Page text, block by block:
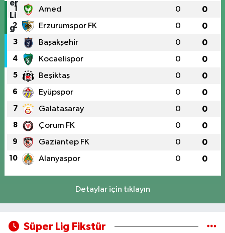
1 Amed 0 0
2 Erzurumspor FK 0 0
3 Başakşehir 0 0
4 Kocaelispor 0 0
5 Beşiktaş 0 0
6 Eyüpspor 0 0
7 Galatasaray 0 0
8 Çorum FK 0 0
9 Gaziantep FK 0 0
10 Alanyaspor 0 0
Detaylar için tıklayın
Süper Lig Fikstür